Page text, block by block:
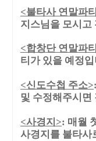
<불타사 연말파티
지스님을 모시고
<합창단 연말파티
티가 있을 예정
<신도수첩 주소>:
및 수정해주시면
<사경지>: 매월
사경지를 불타사